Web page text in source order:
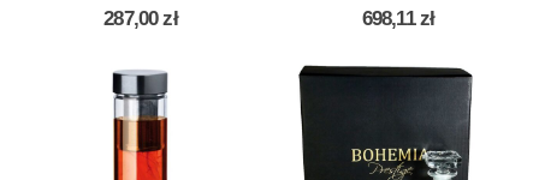
0out of 5
287,00zł 0out of 5
698,11zł